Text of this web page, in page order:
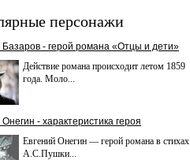
персонажи
Базаров - герой романа «Отцы и дети»
Действие романа происходит летом 1859
года. Моло...
Онегин - характеристика героя
Евгений Онегин — герой романа в стихах
А.С.Пушки...